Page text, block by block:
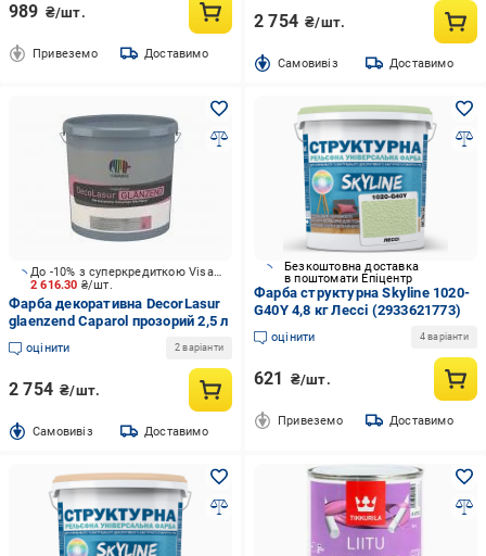
989 ₴/шт.
Привеземо Доставимо
2 754 ₴/шт.
Cамовивіз Доставимо
2 616.30 ₴/шт.
До -10% з суперкредиткою Visa Вигода
Фарба декоративна DecorLasur
glaenzend Caparol прозорий 2,5 л
оцінити 2 варіанти
2 754 ₴/шт.
Cамовивіз Доставимо
Безкоштовна доставка
в поштомати Епіцентр
Фарба структурна Skyline 1020-
G40Y 4,8 кг Лессі (2933621773)
оцінити 4 варіанти
621 ₴/шт.
Привеземо Доставимо